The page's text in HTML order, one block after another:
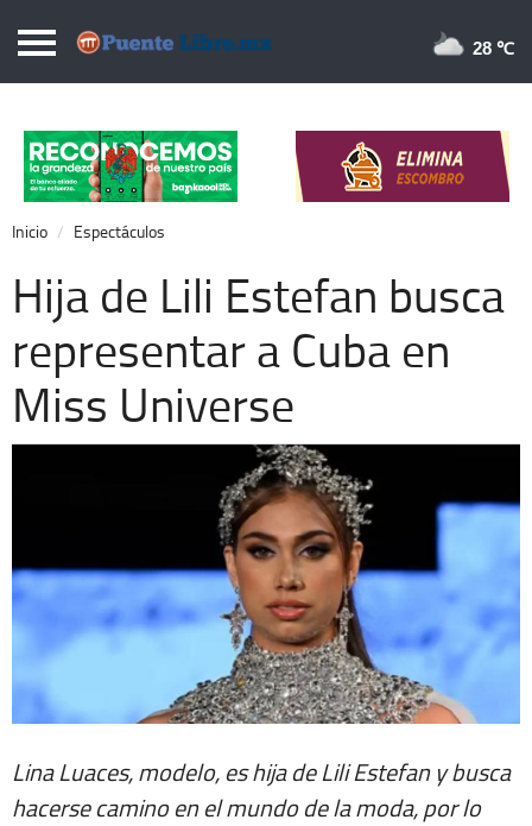
Puentelibre.mx
Local
Nacional
Opinión
Cronos
Economía
Espectáculos
28 ℃
Inicio Espectáculos
Hija de Lili Estefan busca
representar a Cuba en
Miss Universe
Lina Luaces, modelo, es hija de Lili Estefan y busca
hacerse camino en el mundo de la moda, por lo